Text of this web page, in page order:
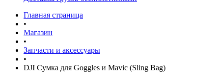
Главная страница
•
Магазин
•
Запчасти и аксессуары
•
DJI Сумка для Goggles и Mavic (Sling Bag)